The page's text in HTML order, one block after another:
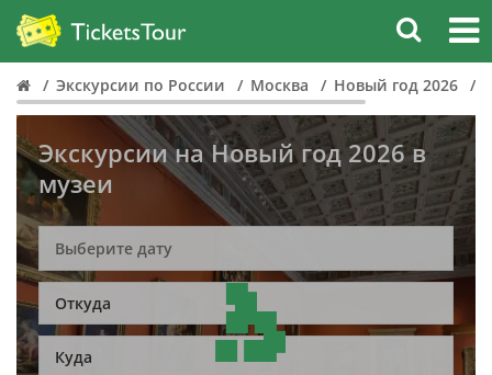
Экскурсии по России Москва Новый год 2026
Экскурсии на Новый год 2026 в
музеи
Откуда
Куда